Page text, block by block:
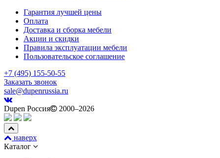
Гарантия лучшей цены
Оплата
Доставка и сборка мебели
Акции и скидки
Правила эксплуатации мебели
Пользовательское соглашение
+7 (495) 155-50-55
Заказать звонок
sale@dupenrussia.ru
Dupen Россия 2000–2026
наверх
Каталог